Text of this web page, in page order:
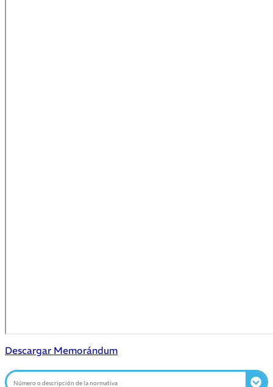
Descargar Memorándum